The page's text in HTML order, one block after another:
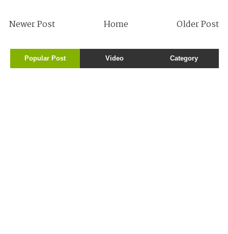
Newer Post Older Post
Home
Popular Post Video Category